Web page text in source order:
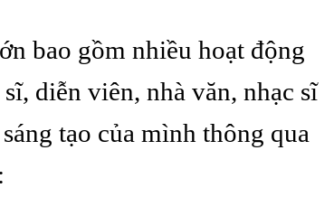
bao gồm nhiều hoạt động
diễn viên, nhà văn, nhạc sĩ
tạo của mình thông qua